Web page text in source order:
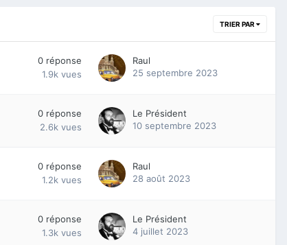
TRIER PAR
0 réponse
1.9k vues
Raul
25 septembre 2023
0 réponse
2.6k vues
Le Président
10 septembre 2023
0 réponse
1.2k vues
Raul
28 août 2023
0 réponse
1.3k vues
Le Président
4 juillet 2023